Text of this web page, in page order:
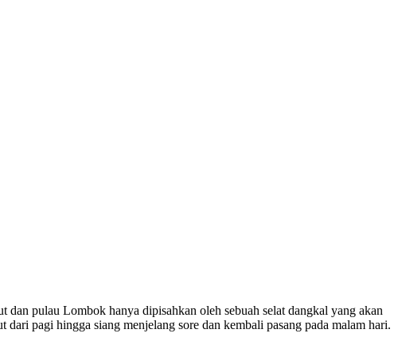
pulau Lombok hanya dipisahkan oleh sebuah selat dangkal yang akan
pagi hingga siang menjelang sore dan kembali pasang pada malam hari.